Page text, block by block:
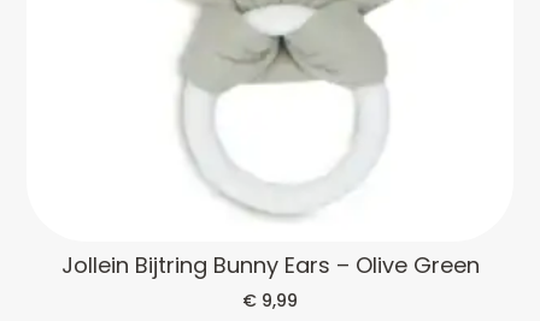
Jollein Bijtring Bunny Ears – Olive Green
€ 9,99